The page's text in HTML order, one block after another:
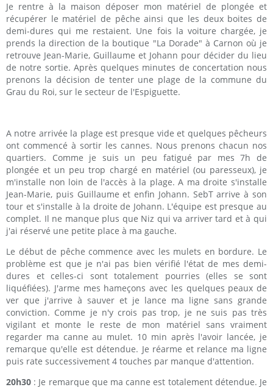
Je rentre à la maison déposer mon matériel de plongée et
récupérer le matériel de pêche ainsi que les deux boites de
demi-dures qui me restaient. Une fois la voiture chargée, je
prends la direction de la boutique "La Dorade" à Carnon où je
retrouve Jean-Marie, Guillaume et Johann pour décider du lieu
de notre sortie. Après quelques minutes de concertation nous
prenons la décision de tenter une plage de la commune du
Grau du Roi, sur le secteur de l'Espiguette.
A notre arrivée la plage est presque vide et quelques pêcheurs
ont commencé à sortir les cannes. Nous prenons chacun nos
quartiers. Comme je suis un peu fatigué par mes 7h de
plongée et un peu trop chargé en matériel (ou paresseux), je
m'installe non loin de l'accès à la plage. A ma droite s'installe
Jean-Marie, puis Guillaume et enfin Johann. SebT arrive à son
tour et s'installe à la droite de Johann. L'équipe est presque au
complet. Il ne manque plus que Niz qui va arriver tard et à qui
j'ai réservé une petite place à ma gauche.
Le début de pêche commence avec les mulets en bordure. Le
problème est que je n'ai pas bien vérifié l'état de mes demi-
dures et celles-ci sont totalement pourries (elles se sont
liquéfiées). J'arme mes hameçons avec les quelques peaux de
ver que j'arrive à sauver et je lance ma ligne sans grande
conviction. Comme je n'y crois pas trop, je ne suis pas très
vigilant et monte le reste de mon matériel sans vraiment
regarder ma canne au mulet. 10 min après l'avoir lancée, je
remarque qu'elle est détendue. Je réarme et relance ma ligne
puis rate successivement 4 touches par manque d'attention.
20h30 : Je remarque que ma canne est totalement détendue. Je